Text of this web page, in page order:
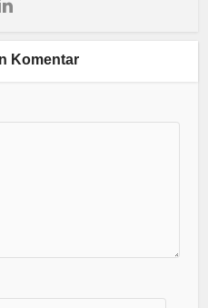
Komentar